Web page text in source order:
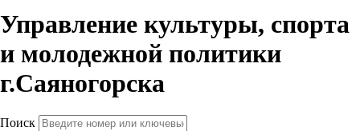
Управление культуры, спорта
и молодежной политики
г.Саяногорска
Поиск